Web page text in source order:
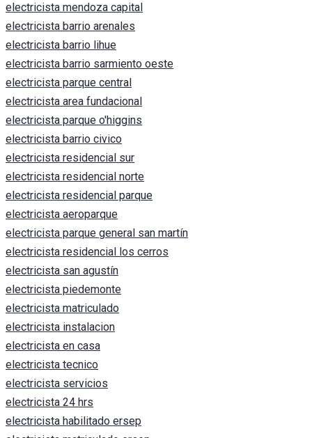
electricista mendoza capital
electricista barrio arenales
electricista barrio lihue
electricista barrio sarmiento oeste
electricista parque central
electricista area fundacional
electricista parque o'higgins
electricista barrio civico
electricista residencial sur
electricista residencial norte
electricista residencial parque
electricista aeroparque
electricista parque general san martín
electricista residencial los cerros
electricista san agustín
electricista piedemonte
electricista matriculado
electricista instalacion
electricista en casa
electricista tecnico
electricista servicios
electricista 24 hrs
electricista habilitado ersep